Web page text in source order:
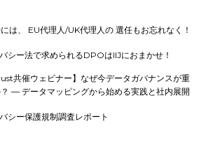
は、 EU代理人/UK代理人の 選任もお忘れなく！
シー法で求められるDPOはIIJにおまかせ！
共催ウェビナー】なぜ今データガバナンスが重
― データマッピングから始める実践と社内展開
シー保護規制調査レポート